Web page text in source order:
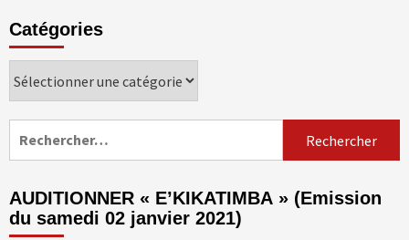
Catégories
Catégories
AUDITIONNER « E’KIKATIMBA » (Emission
du samedi 02 janvier 2021)